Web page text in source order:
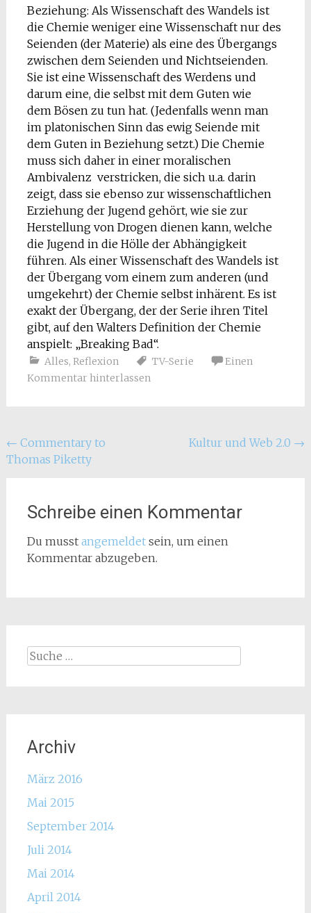
Beziehung: Als Wissenschaft des Wandels ist
die Chemie weniger eine Wissenschaft nur des
Seienden (der Materie) als eine des Übergangs
zwischen dem Seienden und Nichtseienden.
Sie ist eine Wissenschaft des Werdens und
darum eine, die selbst mit dem Guten wie
dem Bösen zu tun hat. (Jedenfalls wenn man
im platonischen Sinn das ewig Seiende mit
dem Guten in Beziehung setzt.) Die Chemie
muss sich daher in einer moralischen
Ambivalenz verstricken, die sich u.a. darin
zeigt, dass sie ebenso zur wissenschaftlichen
Erziehung der Jugend gehört, wie sie zur
Herstellung von Drogen dienen kann, welche
die Jugend in die Hölle der Abhängigkeit
führen. Als einer Wissenschaft des Wandels ist
der Übergang vom einem zum anderen (und
umgekehrt) der Chemie selbst inhärent. Es ist
exakt der Übergang, der der Serie ihren Titel
gibt, auf den Walters Definition der Chemie
anspielt: „Breaking Bad“.
Alles, Reflexion TV-Serie
Einen
Kommentar hinterlassen
Beitragsnavigation
← Commentary to
Thomas Piketty
Kultur und Web 2.0 →
Schreibe einen Kommentar
Du musst angemeldetsein, um einen
Kommentar abzugeben.
Suche
Archiv
März 2016
Mai 2015
September 2014
Juli 2014
Mai 2014
April 2014